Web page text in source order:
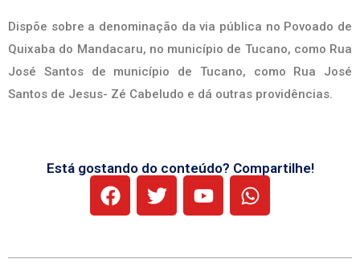
Dispõe sobre a denominação da via pública no Povoado de
Quixaba do Mandacaru, no município de Tucano, como Rua
José Santos de município de Tucano, como Rua José
Santos de Jesus- Zé Cabeludo e dá outras providências.
Está gostando do conteúdo? Compartilhe!